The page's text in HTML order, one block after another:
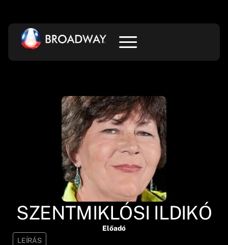
SZENTMIKLÓSI ILDIKÓ
Előadó
LEÍRÁS